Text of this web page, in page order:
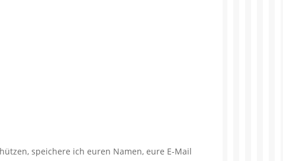
speichere ich euren Namen, eure E-Mail